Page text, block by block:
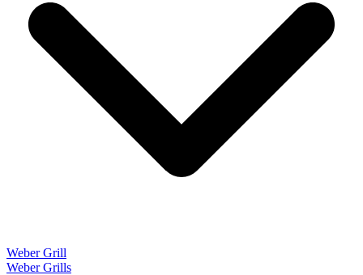
Weber Grill
Weber Grills